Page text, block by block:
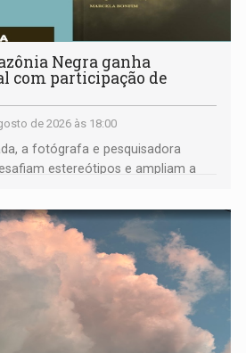
Negra ganha
com participação de
de 2026 às 18:00
a fotógrafa e pesquisadora
estereótipos e ampliam a